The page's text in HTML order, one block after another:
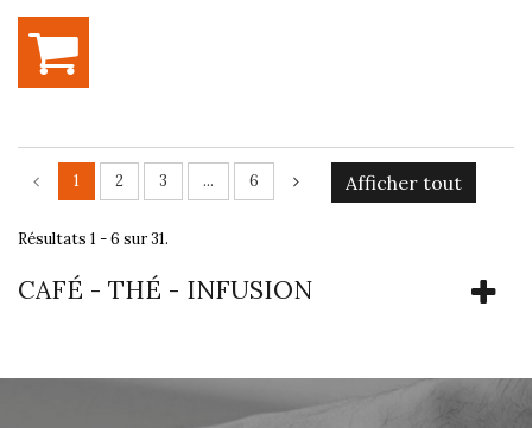
Afficher tout
1 2 3 ... 6
Résultats 1 - 6 sur 31.
CAFÉ - THÉ - INFUSION